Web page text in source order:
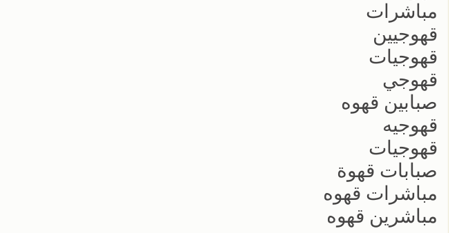
مباشرات
قهوجيين
قهوجيات
قهوجي
صبابين قهوه
قهوجيه
قهوجيات
صبابات قهوة
مباشرات قهوه
مباشرين قهوه